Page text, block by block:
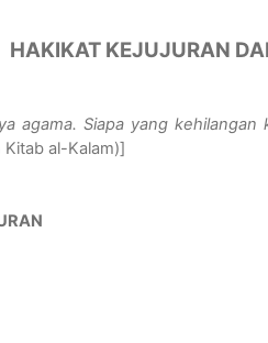
HAKIKAT KEJUJURAN
agama. Siapa yang kehilangan
al-Kalam)]